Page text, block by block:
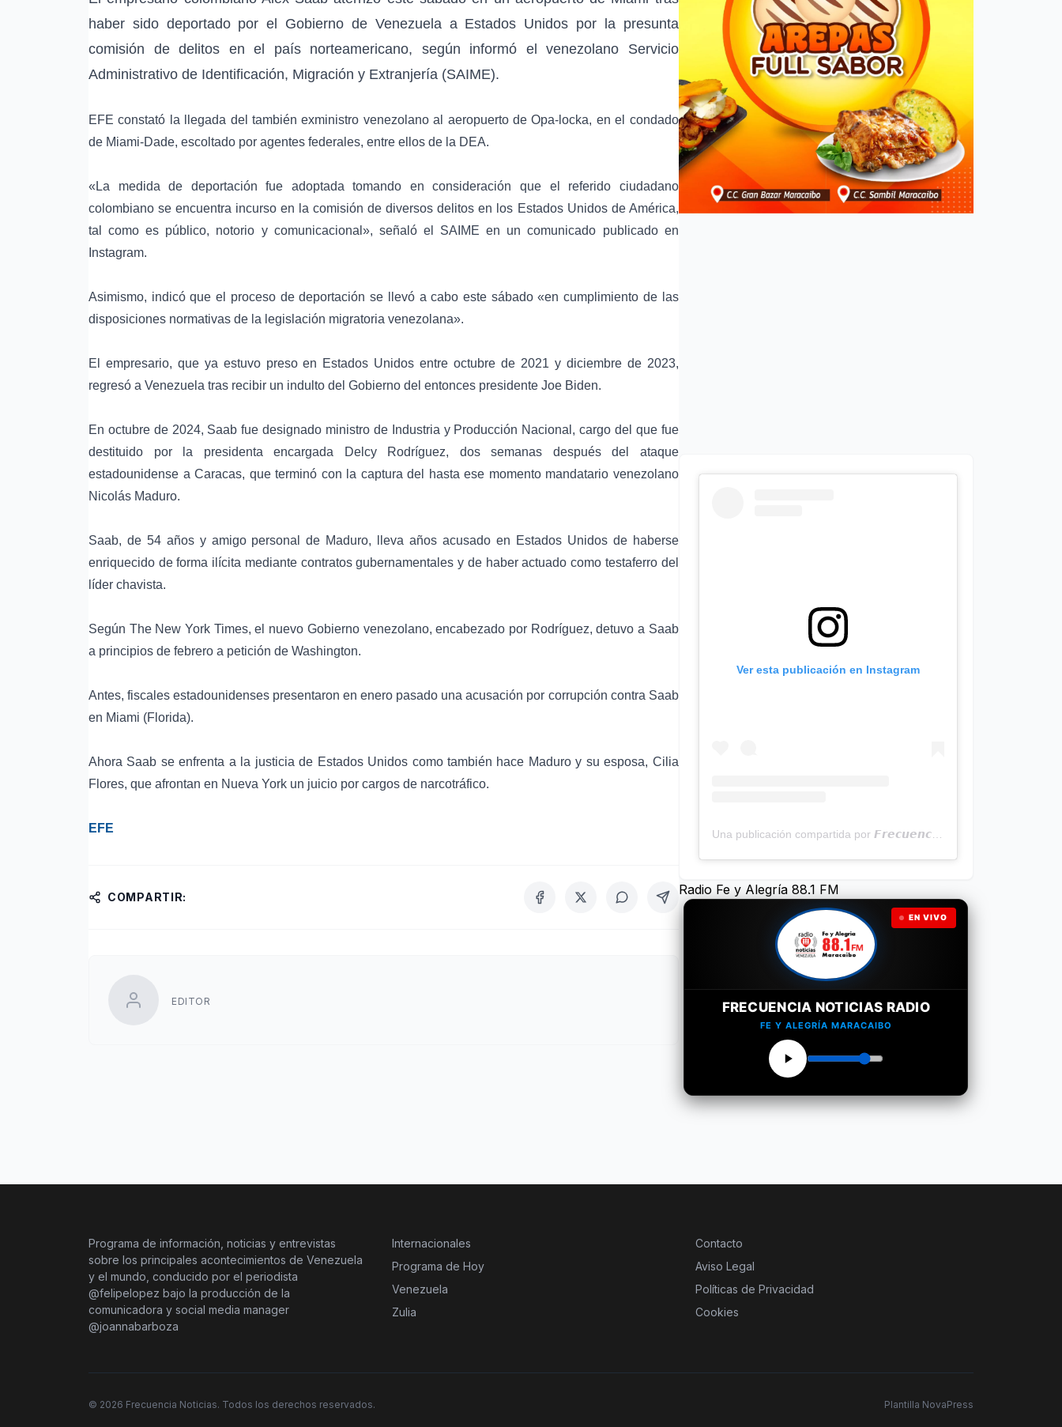
haber sido deportado por el Gobierno de Venezuela a Estados Unidos por la presunta
comisión de delitos en el país norteamericano, según informó el venezolano Servicio
Administrativo de Identificación, Migración y Extranjería (SAIME).
EFE constató la llegada del también exministro venezolano al aeropuerto deOpa-locka, en el condado
de Miami-Dade, escoltado por agentes federales, entre ellos de la DEA.
«La medida de deportación fue adoptada tomando en consideración que el referido ciudadano
colombiano se encuentra incurso en la comisión de diversos delitos en los Estados Unidos de América,
tal como es público, notorio y comunicacional», señaló el SAIME en un comunicado publicado en
Instagram.
Asimismo, indicó que el proceso de deportación se llevó a cabo este sábado «en cumplimiento de las
disposiciones normativas de la legislación migratoria venezolana».
El empresario, que ya estuvo preso en Estados Unidos entre octubre de 2021 y diciembre de 2023,
regresó a Venezuela tras recibir un indulto del Gobierno del entonces presidente Joe Biden.
En octubre de 2024, Saab fue designado ministro de Industria y Producción Nacional, cargo del que fue
destituido por la presidenta encargada
Delcy Rodríguez, dos semanas después del ataque
estadounidense a Caracas, que terminó con la captura del hasta ese momento mandatario venezolano
Nicolás Maduro.
Saab, de 54 años y amigo personal de Maduro, lleva años acusado en Estados Unidos de haberse
enriquecido de forma ilícita mediante contratos gubernamentales y de haber actuado como testaferro del
líder chavista.
Según The New York Times, el nuevo Gobierno venezolano, encabezado por Rodríguez, detuvo a Saab
a principios de febrero a petición de Washington.
Antes, fiscales estadounidenses presentaron en enero pasado una acusación por corrupción contra Saab
en Miami (Florida).
Ahora Saab se enfrenta a la justicia de Estados Unidos como también hace Maduro y su esposa, Cilia
Flores, que afrontan en Nueva York un juicio por cargos de narcotráfico.
EFE
COMPARTIR:
EDITOR
Ver esta publicación en Instagram
Una publicación compartida por 𝙁𝙧𝙚𝙘𝙪𝙚𝙣𝙘𝙞𝙖 𝙉𝙤𝙩𝙞𝙘𝙞𝙖𝙨 | Programa Radial (@frecuencianoticias)
Radio Fe y Alegría 88.1 FM
EN VIVO
FRECUENCIA NOTICIAS RADIO
FE Y ALEGRÍA MARACAIBO
Programa de información, noticias y entrevistas
sobre los principales acontecimientos de Venezuela
y el mundo, conducido por el periodista
@felipelopez bajo la producción de la
comunicadora y social media manager
@joannabarboza
Internacionales
Programa de Hoy
Venezuela
Zulia
Contacto
Aviso Legal
Políticas de Privacidad
Cookies
© 2026 Frecuencia Noticias. Todos los derechos reservados. Plantilla NovaPress